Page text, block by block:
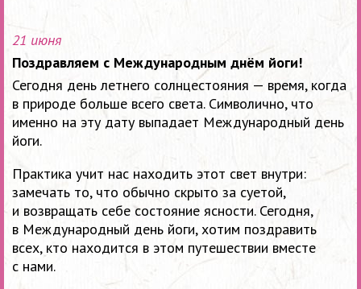
21 июня
Поздравляем с Международным днём йоги!
Сегодня день летнего солнцестояния — время, когда
в природе больше всего света. Символично, что
именно на эту дату выпадает Международный день
йоги.
Практика учит нас находить этот свет внутри:
замечать то, что обычно скрыто за суетой,
и возвращать себе состояние ясности. Сегодня,
в Международный день йоги, хотим поздравить
всех, кто находится в этом путешествии вместе
с нами.